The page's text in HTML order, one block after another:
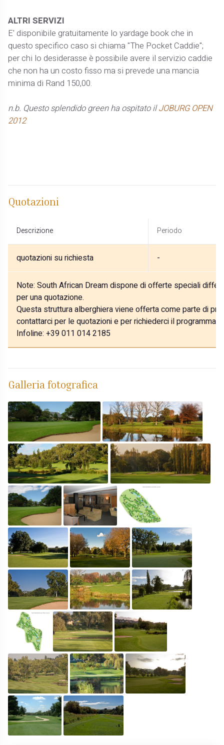
ALTRI SERVIZI
E' disponibile gratuitamente lo yardage book che in
questo specifico caso si chiama "The Pocket Caddie";
per chi lo desiderasse è possibile avere il servizio caddie
che non ha un costo fisso ma si prevede una mancia
minima di Rand 150,00.
n.b. Questo splendido green ha ospitato ilJOBURG OPEN
2012
Quotazioni
Descrizione Periodo
quotazioni su richiesta -
Note: South African Dream dispone di offerte speciali
per una quotazione.
Questa struttura alberghiera viene offerta come parte di
contattarci per le quotazioni e per richiederci il programma
Infoline: +39 011 014 2185
Galleria fotografica